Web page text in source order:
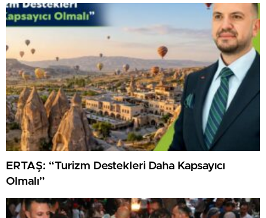
ERTAŞ: “Turizm Destekleri Daha Kapsayıcı
Olmalı”